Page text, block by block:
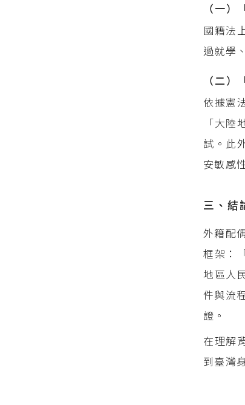
（一）
國籍法
過就學
（二）
依據憲
「大
試。此
安敏感
三、結
外籍配
框架：
地區人
件與流
證。
在理解
到臺灣